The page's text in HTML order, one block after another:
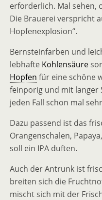
erforderlich. Mal sehen,
Die Brauerei verspricht
Hopfenexplosion“.
Bernsteinfarben und
lebhafte Kohlensäure
Hopfen für eine schöne
feinporig und mit langer
jeden Fall schon mal
Dazu passend ist das
Orangenschalen,
soll ein IPA duften.
Auch der Antrunk ist
breiten sich die
mischt sich mit der